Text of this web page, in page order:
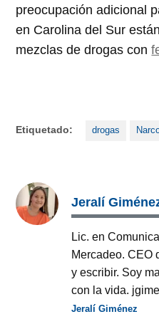
preocupación adicional
en Carolina del Sur
mezclas de drogas con
Etiquetado: drogas
Jeralí
Lic. en
Mercadeo. CEO
y escribir. Soy
con la vida.
Jeralí Giménez